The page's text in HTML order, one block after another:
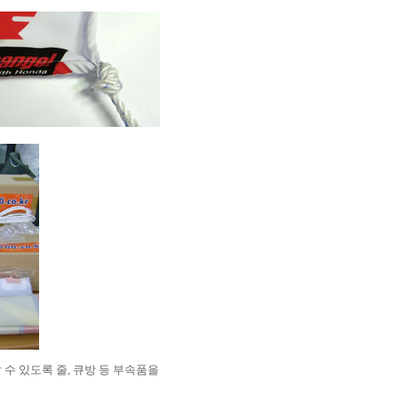
있도록 줄, 큐방 등 부속품을